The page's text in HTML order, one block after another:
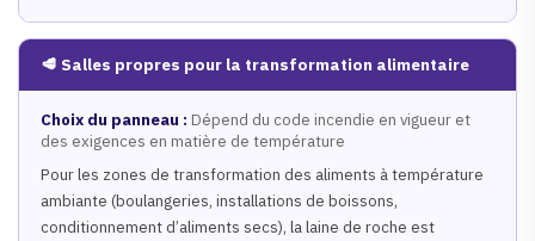
🥩 Salles propres pour la transformation alimentaire
Choix du panneau : Dépend du code incendie en vigueur et
des exigences en matière de température
Pour les zones de transformation des aliments à température
ambiante (boulangeries, installations de boissons,
conditionnement d’aliments secs), la laine de roche est